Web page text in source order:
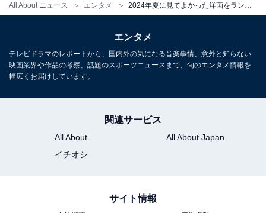
All About ニュース エンタメ 2024年夏に見てよかった洋画をランキングにしてみた。エンタメ性抜群の作品から厳選したベスト5
「2024年夏に見てよかったアニ
ってみた。映画オタクが厳選し
「2024年夏に見てよかった邦画
口のりこの演技、インディーズ
エンタメ
テレビドラマのレポートから、国内外の気になる音楽事情、意外と知らない
映画業界や作品の考察、話題のスポーツニュースまで、旬のエンタメ情報を
幅広くお届けしています。
関連サービス
All About
All About Japan
イチオシ
サイト情報